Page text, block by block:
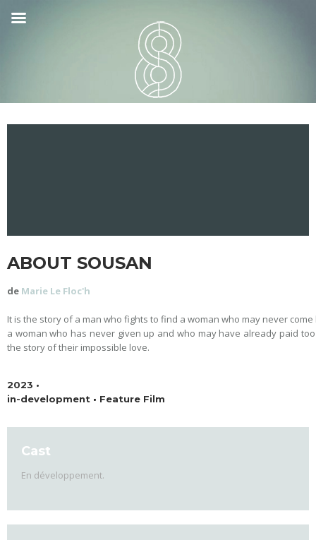
ABOUT SOUSAN
de Marie Le Floc'h
It is the story of a man who fights to find a woman who may never
a woman who has never given up and who may have already paid
the story of their impossible love.
2023 •
in-development • Feature Film
Cast
En développement.